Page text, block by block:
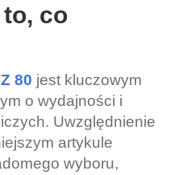
co
80 jest kluczowym
o wydajności i
Uwzględnienie
artykule
wyboru,